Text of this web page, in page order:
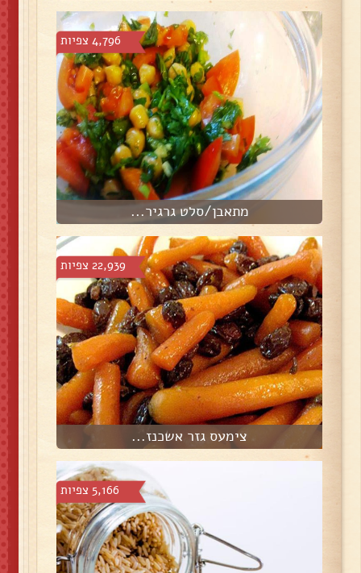
4,796 צפיות
מתאבן/סלט גרגיר...
22,939 צפיות
צימעס גזר אשכנז...
5,166 צפיות